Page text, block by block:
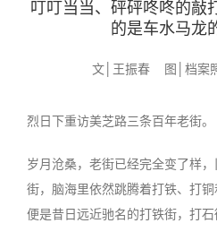
物
第56期
第52期
征稿启事
《华汇》杂志介绍
叮叮当当、砰砰咚咚的敲
的是车水马龙
文│王振春 图│档案
烈日下重访美芝路三条百年老街。
岁月沧桑，老街已经完全变了样
街，脑海里依然跳腾着打铁、打铜
便是昔日远近驰名的打铁街，打石